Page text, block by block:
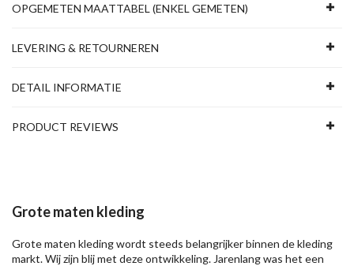
OPGEMETEN MAATTABEL (ENKEL GEMETEN)
LEVERING & RETOURNEREN
DETAIL INFORMATIE
PRODUCT REVIEWS
Grote maten kleding
Grote maten kleding wordt steeds belangrijker binnen de kleding
markt. Wij zijn blij met deze ontwikkeling. Jarenlang was het een